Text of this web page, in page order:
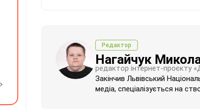
Редактор
Нагайчук
редактор інтернет-проєкту
Закінчив Львівський
медіа, спеціалізується на